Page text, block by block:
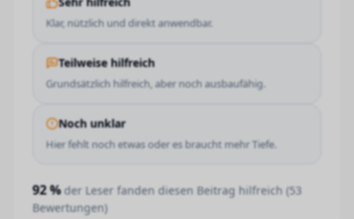
Klar, nützlich und direkt anwendbar.
Teilweise hilfreich
Grundsätzlich hilfreich, aber noch ausbaufähig.
Noch unklar
Hier fehlt noch etwas oder es braucht mehr Tiefe.
92% der Leser fanden diesen Beitrag hilfreich (53
Bewertungen)